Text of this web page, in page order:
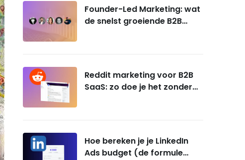
Founder-Led Marketing: wat
de snelst groeiende B2B
Reddit marketing voor B2B
SaaS: zo doe je het zonder
Hoe bereken je je LinkedIn
Ads budget (de formule